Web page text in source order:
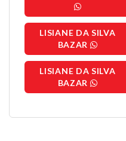
LISIANE DA SILVA
BAZAR
LISIANE DA SILVA
BAZAR